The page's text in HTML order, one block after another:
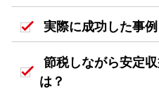
実際に成功した事
節税しながら安定
は？